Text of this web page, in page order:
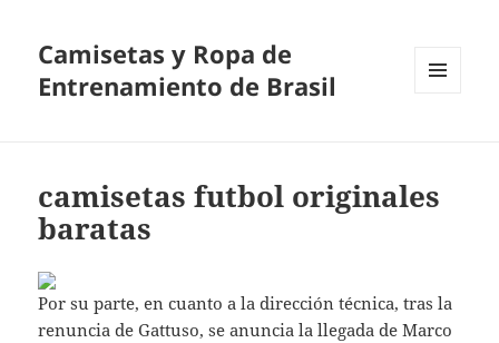
Camisetas y Ropa de
Entrenamiento de Brasil
camisetas futbol originales
baratas
Por su parte, en cuanto a la dirección técnica, tras la
renuncia de Gattuso, se anuncia la llegada de Marco